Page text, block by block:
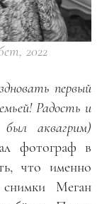
2022
первый
Радость и
аквагрим)
фотограф в
что именно
Меган